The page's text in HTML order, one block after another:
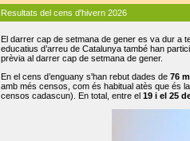
Resultats del cens d'hivern 2026
El darrer cap de setmana de gener es va dur a
educatius d’arreu de Catalunya també han
prèvia al darrer cap de setmana de gener.
En el cens d’enguany s'han rebut dades de 76
amb més censos, com és habitual atès que és
censos cadascun). En total, entre el 19 i el 25